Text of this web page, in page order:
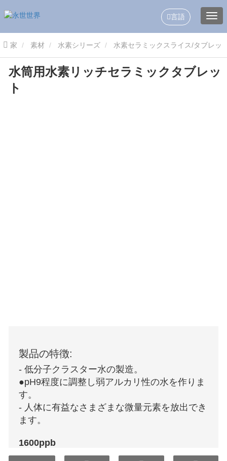
言語
家 素材 水素シリーズ 水素セラミックスライス/タブレッ
ト 水筒用水素リッチセラミックタブレット
水筒用水素リッチセラミックタブレッ
ト
製品の特徴:
- 低分子クラスター水の製造。
●pH9程度に調整し弱アルカリ性の水を作りま
す。
- 人体に有益なさまざまな微量元素を放出でき
ます。
1600ppb
最大1600ppbの水素生成濃度、効率的かつ長